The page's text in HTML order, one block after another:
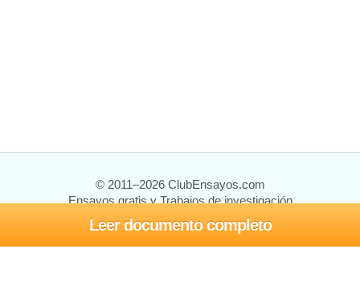
Leer documento completo
© 2011–2026 ClubEnsayos.com
Ensayos gratis y Trabajos de investigación